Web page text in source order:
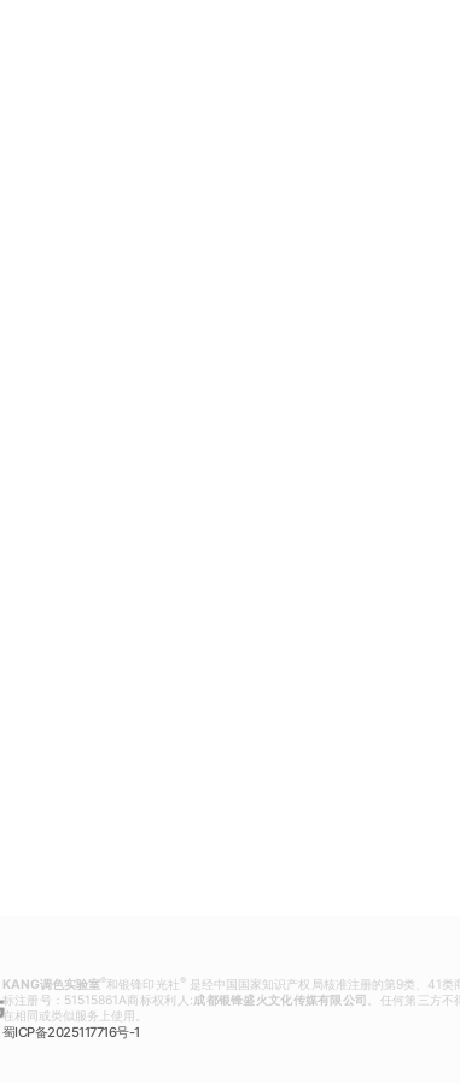
KANG调色实验室®和银锋印光社®是经中国国家知识产权局核准注册的第9类、41类
标注册号：51515861A商标权利人:成都银锋盛火文化传媒有限公司。任何第三方不
在相同或类似服务上使用。
蜀ICP备2025117716号-1